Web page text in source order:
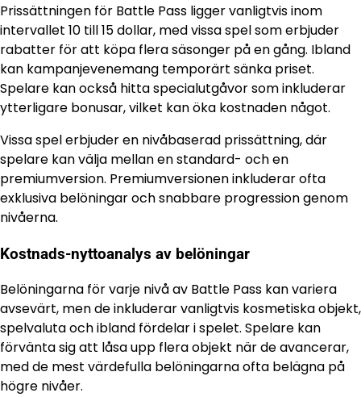
Prissättningen för Battle Pass ligger vanligtvis inom
intervallet 10 till 15 dollar, med vissa spel som erbjuder
rabatter för att köpa flera säsonger på en gång. Ibland
kan kampanjevenemang temporärt sänka priset.
Spelare kan också hitta specialutgåvor som inkluderar
ytterligare bonusar, vilket kan öka kostnaden något.
Vissa spel erbjuder en nivåbaserad prissättning, där
spelare kan välja mellan en standard- och en
premiumversion. Premiumversionen inkluderar ofta
exklusiva belöningar och snabbare progression genom
nivåerna.
Kostnads-nyttoanalys av belöningar
Belöningarna för varje nivå av Battle Pass kan variera
avsevärt, men de inkluderar vanligtvis kosmetiska objekt,
spelvaluta och ibland fördelar i spelet. Spelare kan
förvänta sig att låsa upp flera objekt när de avancerar,
med de mest värdefulla belöningarna ofta belägna på
högre nivåer.